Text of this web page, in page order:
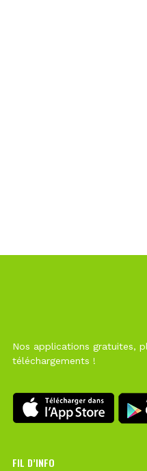
Nos applications gratuites,
téléchargements !
FIL D’INFO